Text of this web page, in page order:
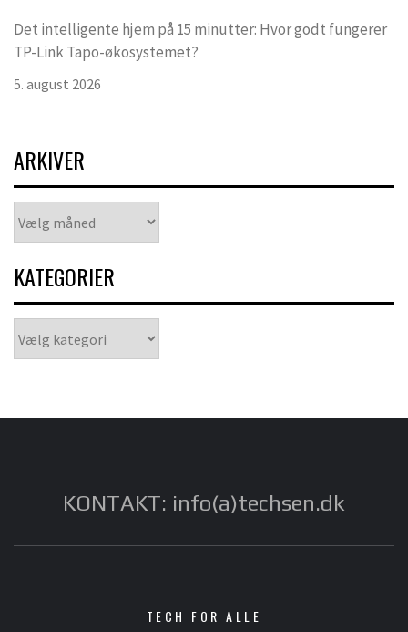
Det intelligente hjem på 15 minutter: Hvor godt fungerer
TP-Link Tapo-økosystemet?
5. august 2026
ARKIVER
KATEGORIER
KONTAKT: info(a)techsen.dk
TECH FOR ALLE